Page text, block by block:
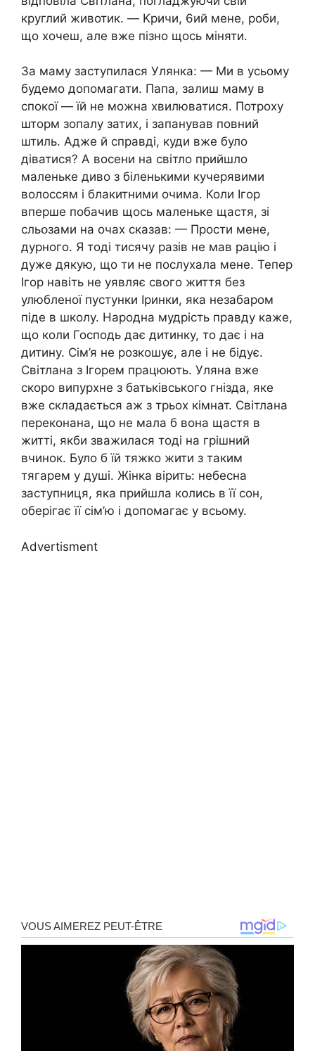
круглий животик. — Kpичи, 6ий мене, роби,
що хочеш, але вже пізно щось міняти.
За маму заступилася Улянка: — Ми в усьому
будемо допомагати. Папа, залиш маму в
спокої — їй не можна хвилюватися. Потроху
шторм зопалу затих, і запанував повний
штиль. Адже й справді, куди вже було
діватися? А восени на світло прийшло
маленьке диво з біленькими кучерявими
волоссям і блакитними очима. Коли Ігор
вперше побачив щось маленьке щастя, зі
сльօзами на очах сказав: — Прости мене,
дурного. Я тоді тисячу разів не мав рацію і
дуже дякую, що ти не послухала мене. Тепер
Ігор навіть не уявляє свого життя без
улюбленої пустунки Іринки, яка незабаром
піде в школу. Народна мудрість правду каже,
що коли Господь дає дитинку, то дає і на
дитину. Сім’я не розкошує, але і не бідує.
Світлана з Ігорем працюють. Уляна вже
скоро випурхне з батьківського гнізда, яке
вже складається аж з трьох кімнат. Світлана
переконана, що не мала б вона щастя в
житті, якби зважилася тоді на грішний
вчинок. Було б їй тяжко жити з таким
тягарем у душі. Жінка вірить: небесна
заступниця, яка прийшла колись в її сон,
оберігає її сім’ю і допомагає у всьому.
Advertisment